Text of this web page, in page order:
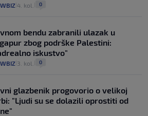
4. kol. 0
bendu zabranili ulazak u
zbog podrške Palestini:
iskustvo"
3. kol. 0
glazbenik progovorio o velikoj
"Ljudi su se dolazili oprostiti od